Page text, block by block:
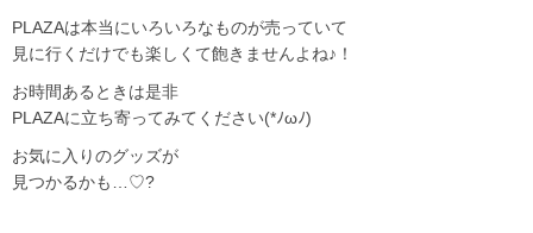
PLAZAは本当にいろいろなものが売っていて
見に行くだけでも楽しくて飽きませんよね♪！
お時間あるときは是非
PLAZAに立ち寄ってみてください(*ﾉωﾉ)
お気に入りのグッズが
見つかるかも…♡?